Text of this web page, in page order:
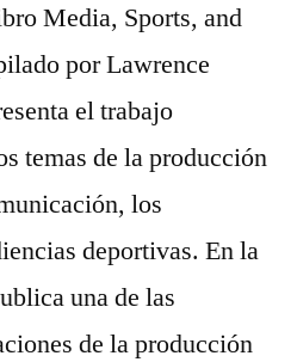
Media, Sports, and
por Lawrence
el trabajo
temas de la producción
los
deportivas. En la
una de las
de la producción